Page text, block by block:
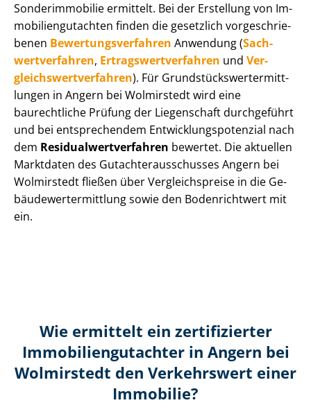
Sonderimmobilie ermittelt. Bei der Erstellung von Im­
mo­bi­li­en­gut­ach­ten finden die gesetzlich vor­ge­schrie­
be­nen Be­wer­tungs­ver­fah­ren Anwendung (Sach­
wert­ver­fah­ren, Er­trags­wert­ver­fah­ren und Ver­
gleichs­wert­ver­fah­ren). Für Grund­stücks­wert­ermitt­
lun­gen in Angern bei Wolmirstedt wird eine
baurechtliche Prüfung der Liegenschaft durchgeführt
und bei entsprechendem Ent­wick­lungs­po­ten­zi­al nach
dem Re­si­du­al­wert­ver­fah­ren bewertet. Die aktuellen
Marktdaten des Gut­ach­ter­aus­schus­ses Angern bei
Wolmirstedt fließen über Ver­gleichs­prei­se in die Ge­
bäu­de­wert­ermitt­lung sowie den Bodenrichtwert mit
ein.
Wie ermittelt ein zertifizierter
Immobilien­gutachter in Angern bei
Wolmirstedt den Verkehrswert einer
Immobilie?